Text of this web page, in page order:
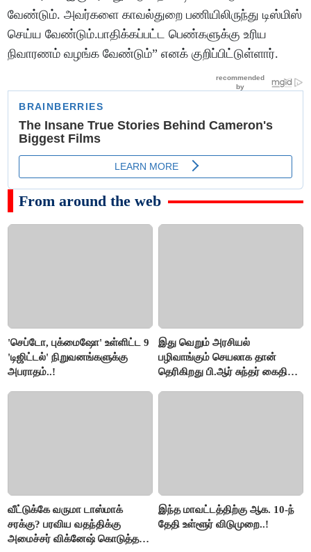
வேண்டும். அவர்களை காவல்துறை பணியிலிருந்து டிஸ்மிஸ்
செய்ய வேண்டும்.பாதிக்கப்பட்ட பெண்களுக்கு உரிய
நிவாரணம் வழங்க வேண்டும்” எனக் குறிப்பிட்டுள்ளார்.
From around the web
'செப்டோ, புக்மைஷோ' உள்ளிட்ட 9
'டிஜிட்டல்' நிறுவனங்களுக்கு
அபராதம்..!
இது வெறும் அரசியல்
பழிவாங்கும் செயலாக தான்
தெரிகிறது பி.ஆர் சுந்தர் கைதிற்கு
வீட்டுக்கே வருமா டாஸ்மாக்
சரக்கு? பரவிய வதந்திக்கு
அமைச்சர் விக்னேஷ் கொடுத்த
இந்த மாவட்டத்திற்கு ஆக. 10-ந்
தேதி உள்ளூர் விடுமுறை..!